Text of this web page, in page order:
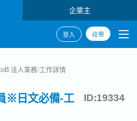
企業主
登入 註冊
法人業務/工作詳情
※日文必備-工
ID:19334